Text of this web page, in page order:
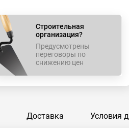
Строительная
организация?
Предусмотрены
переговоры по
снижению цен
Доставка Условия